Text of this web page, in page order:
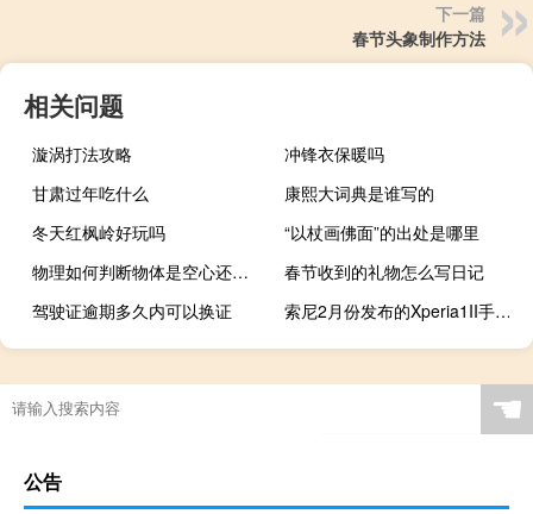
下一篇
春节头象制作方法
相关问题
漩涡打法攻略
冲锋衣保暖吗
甘肃过年吃什么
康熙大词典是谁写的
冬天红枫岭好玩吗
“以杖画佛面”的出处是哪里
物理如何判断物体是空心还是实心
春节收到的礼物怎么写日记
驾驶证逾期多久内可以换证
索尼2月份发布的Xperia1II手机已开启预售
☚
公告